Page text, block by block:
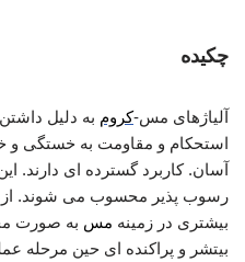
چکیده
آلیاژهای مس-کروم به دلیل
استحکام و مقاومت به خستگی و
آسان. کاربرد گسترده ای دارند.
رسوب پذیر محسوب می شوند. از
بیشتری در زمینه مس به صورت
بیتشر و پراکنده ای حین مرحله